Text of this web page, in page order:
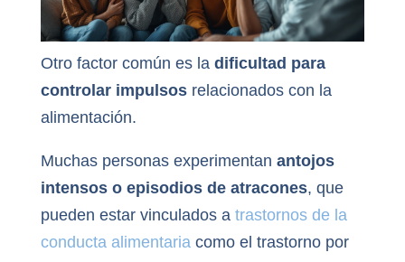
Otro factor común es la dificultad para
controlar impulsosrelacionados con la
alimentación.
Muchas personas experimentan antojos
intensos o episodios de atracones, que
pueden estar vinculados a trastornos de la
conducta alimentariacomo el trastorno por